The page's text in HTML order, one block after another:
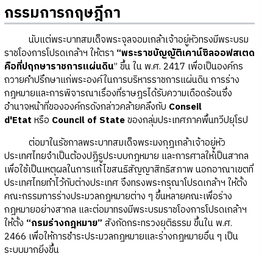
กรรมการกฤษฎีกา
นับแต่พระบาทสมเด็จพระจุลจอมเกล้าเจ้าอยู่หัวทรงมีพระบรม
ราชโองการโปรดเกล้าฯ ให้ตรา “พระราชบัญญัติเคาน์ซิลออฟสเตด
คือที่ปฤกษาราชการแผ่นดิน” ขึ้น ใน พ.ศ. 2417 เพื่อเป็นองค์กร
ถวายคำปรึกษาแก่พระองค์ในการบริหารราชการแผ่นดิน การร่าง
กฎหมายและการพิจารณาเรื่องที่ราษฎรได้รับความเดือดร้อนซึ่ง
อำนาจหน้าที่ขององค์กรดังกล่าวคล้ายคลึงกับ Conseil
d'Etat หรือ Council of Stateของกลุ่มประเทศภาคพื้นทวีปยุโรป
ต่อมาในรัชกาลพระบาทสมเด็จพระมงกุฎเกล้าเจ้าอยู่หัว
ประเทศไทยจำเป็นต้องปฏิรูประบบกฎหมาย และการศาลให้เป็นสากล
เพื่อใช้เป็นเหตุผลในการแก้ไขสนธิสัญญาสิทธิสภาพ นอกอาณาเขตที่
ประเทศไทยทำไว้กับต่างประเทศ จึงทรงพระกรุณาโปรดเกล้าฯ ให้ตั้ง
คณะกรรมการร่างประมวลกฎหมายต่าง ๆ ขึ้นหลายคณะเพื่อร่าง
กฎหมายอย่างสากล และต่อมาทรงมีพระบรมราชโองการโปรดเกล้าฯ
ให้ตั้ง “กรมร่างกฎหมาย” สังกัดกระทรวงยุติธรรม ขึ้นใน พ.ศ.
2466 เพื่อให้การชำระประมวลกฎหมายและร่างกฎหมายอื่น ๆ เป็น
ระบบมากยิ่งขึ้น